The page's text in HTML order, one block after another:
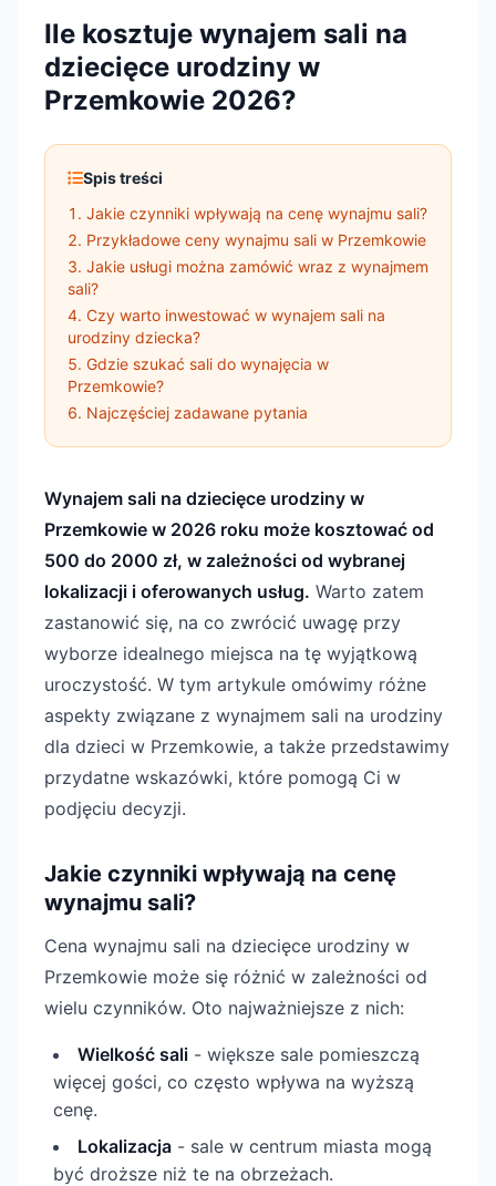
Ile kosztuje wynajem sali na
dziecięce urodziny w
Przemkowie 2026?
Spis treści
Jakie czynniki wpływają na cenę wynajmu sali?
Przykładowe ceny wynajmu sali w Przemkowie
Jakie usługi można zamówić wraz z wynajmem
sali?
Czy warto inwestować w wynajem sali na
urodziny dziecka?
Gdzie szukać sali do wynajęcia w
Przemkowie?
Najczęściej zadawane pytania
Wynajem sali na dziecięce urodziny w
Przemkowie w 2026 roku może kosztować od
500 do 2000 zł, w zależności od wybranej
lokalizacji i oferowanych usług. Warto zatem
zastanowić się, na co zwrócić uwagę przy
wyborze idealnego miejsca na tę wyjątkową
uroczystość. W tym artykule omówimy różne
aspekty związane z wynajmem sali na urodziny
dla dzieci w Przemkowie, a także przedstawimy
przydatne wskazówki, które pomogą Ci w
podjęciu decyzji.
Jakie czynniki wpływają na cenę
wynajmu sali?
Cena wynajmu sali na dziecięce urodziny w
Przemkowie może się różnić w zależności od
wielu czynników. Oto najważniejsze z nich:
Wielkość sali - większe sale pomieszczą
więcej gości, co często wpływa na wyższą
cenę.
Lokalizacja - sale w centrum miasta mogą
być droższe niż te na obrzeżach.